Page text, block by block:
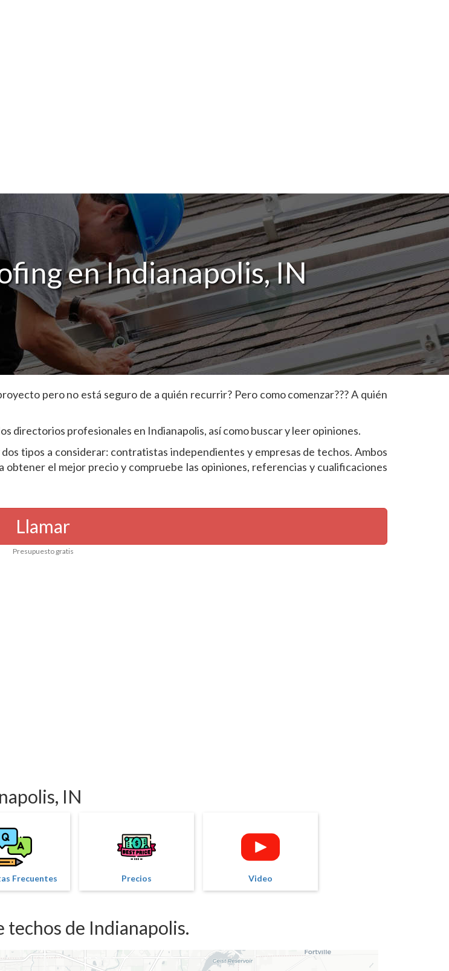
en Indianapolis, IN
pero no está seguro de a quién recurrir? Pero como comenzar??? A quién
directorios profesionales en Indianapolis, así como buscar y leer opiniones.
tipos a considerar: contratistas independientes y empresas de techos. Ambos
el mejor precio y compruebe las opiniones, referencias y cualificaciones
Llamar
Presupuesto gratis
IN
Frecuentes Precios Video
techos de Indianapolis.